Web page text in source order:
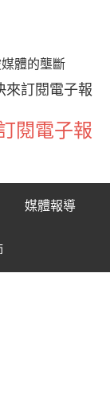
體的壟斷
來訂閱電子報
閱電子報
媒體報導